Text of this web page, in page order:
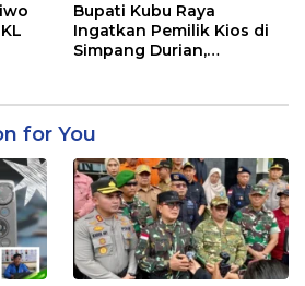
Bupati Kubu Raya
Ingatkan Pemilik Kios di
Simpang Durian,
for You